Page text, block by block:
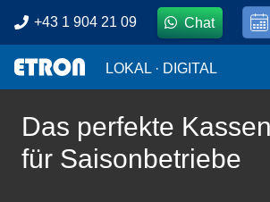
+43 1 904 21 09 Chat
LOKAL · DIGITAL
Das perfekte
für Saisonbetriebe